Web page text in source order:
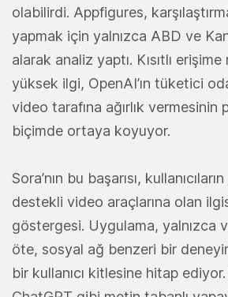
olabilirdi. Appfigures,
yapmak için yalnızca ABD ve
alarak analiz yaptı. Kısıtlı
yüksek ilgi, OpenAI’ın tüketici
video tarafına ağırlık vermesinin
biçimde ortaya koyuyor.
Sora’nın bu başarısı,
destekli video araçlarına olan
göstergesi. Uygulama, yalnızca
öte, sosyal ağ benzeri bir
bir kullanıcı kitlesine hitap